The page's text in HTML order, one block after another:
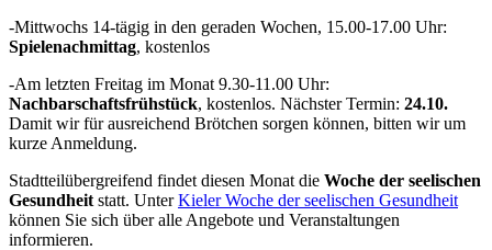
-Mittwochs 14-tägig in den geraden Wochen, 15.00-17.00 Uhr:
Spielenachmittag, kostenlos
-Am letzten Freitag im Monat 9.30-11.00 Uhr:
Nachbarschaftsfrühstück, kostenlos. Nächster Termin: 24.10.
Damit wir für ausreichend Brötchen sorgen können, bitten wir um
kurze Anmeldung.
Stadtteilübergreifend findet diesen Monat die Woche der seelischen
Gesundheit statt. UnterKieler Woche der seelischen Gesundheit
können Sie sich über alle Angebote und Veranstaltungen
informieren.